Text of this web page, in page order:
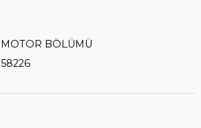
MOTOR BÖLÜMÜ
58226